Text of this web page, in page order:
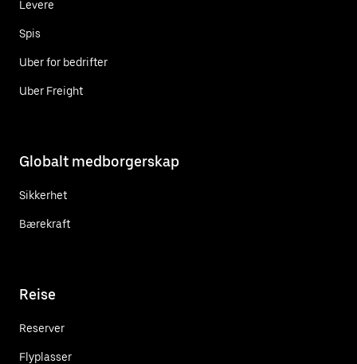
Levere
Spis
Uber for bedrifter
Uber Freight
Globalt medborgerskap
Sikkerhet
Bærekraft
Reise
Reserver
Flyplasser